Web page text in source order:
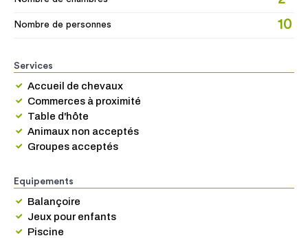
Nombre de personnes 10
Services
Accueil de chevaux
Commerces à proximité
Table d'hôte
Animaux non acceptés
Groupes acceptés
Equipements
Balançoire
Jeux pour enfants
Piscine